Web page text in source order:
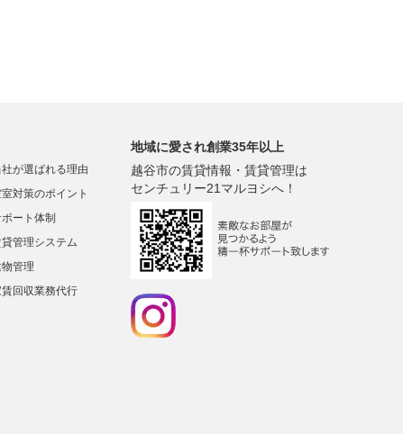
社が選ばれる理由
室対策のポイント
ート体制
管理システム
管理
回収業務代行
地域に愛され創業35年以上
越谷市の賃貸情報・賃貸管理は
センチュリー21マルヨシへ！